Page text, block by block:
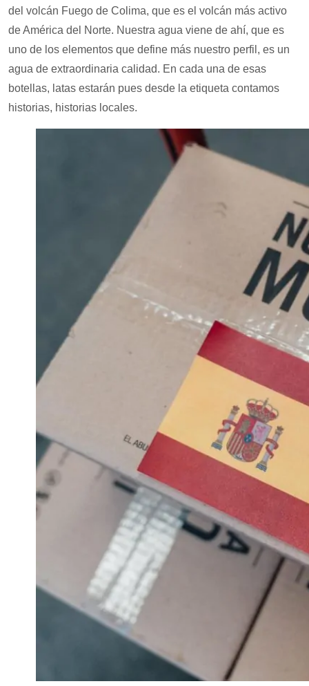
del volcán Fuego de Colima, que es el volcán más activo
de América del Norte. Nuestra agua viene de ahí, que es
uno de los elementos que define más nuestro perfil, es un
agua de extraordinaria calidad. En cada una de esas
botellas, latas estarán pues desde la etiqueta contamos
historias, historias locales.